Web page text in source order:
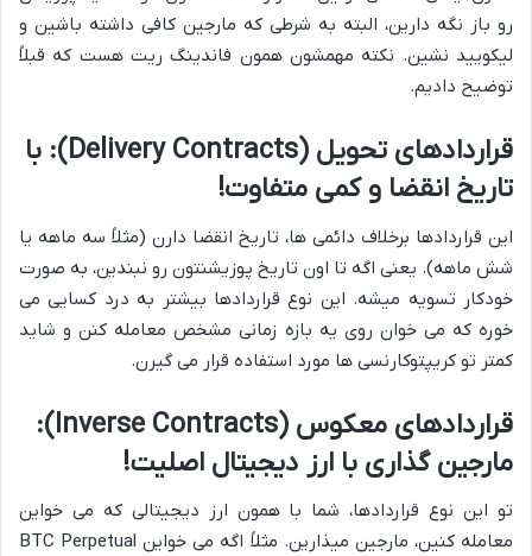
رو باز نگه دارین، البته به شرطی که مارجین کافی داشته باشین و
لیکویید نشین. نکته مهمشون همون فاندینگ ریت هست که قبلاً
توضیح دادیم.
قراردادهای تحویل (Delivery Contracts): با
تاریخ انقضا و کمی متفاوت!
این قراردادها برخلاف دائمی ها، تاریخ انقضا دارن (مثلاً سه ماهه یا
شش ماهه). یعنی اگه تا اون تاریخ پوزیشنتون رو نبندین، به صورت
خودکار تسویه میشه. این نوع قراردادها بیشتر به درد کسایی می
خوره که می خوان روی یه بازه زمانی مشخص معامله کنن و شاید
کمتر تو کریپتوکارنسی ها مورد استفاده قرار می گیرن.
قراردادهای معکوس (Inverse Contracts):
مارجین گذاری با ارز دیجیتال اصلیت!
تو این نوع قراردادها، شما با همون ارز دیجیتالی که می خواین
معامله کنین، مارجین میذارین. مثلاً اگه می خواین BTC Perpetual